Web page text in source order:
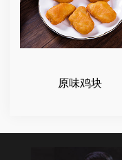
原味鸡块